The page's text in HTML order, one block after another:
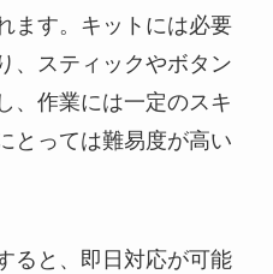
ます。キットには必要
、スティックやボタン
、作業には一定のスキ
とっては難易度が高い
ると、即日対応が可能